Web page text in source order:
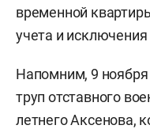
временной
учета и
Напомним, 9
труп отставного
летнего Аксенова,